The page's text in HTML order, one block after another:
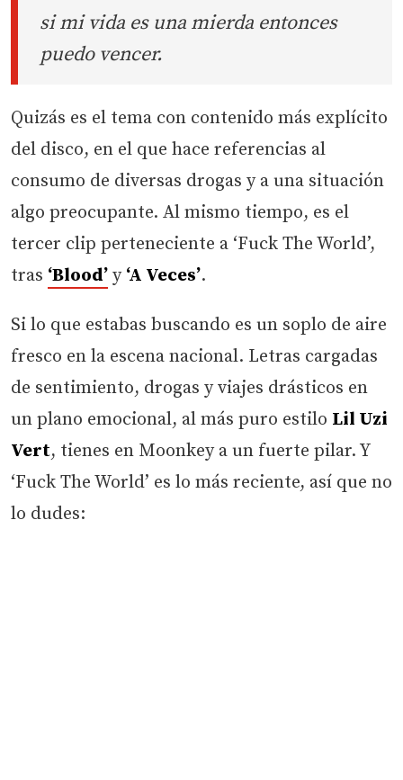
si mi vida es una mierda entonces
puedo vencer.
Quizás es el tema con contenido más explícito
del disco, en el que hace referencias al
consumo de diversas drogas y a una situación
algo preocupante. Al mismo tiempo, es el
tercer clip perteneciente a ‘Fuck The World’,
tras ‘Blood’ y ‘A Veces’.
Si lo que estabas buscando es un soplo de aire
fresco en la escena nacional. Letras cargadas
de sentimiento, drogas y viajes drásticos en
un plano emocional, al más puro estilo Lil Uzi
Vert, tienes en Moonkey a un fuerte pilar. Y
‘Fuck The World’ es lo más reciente, así que no
lo dudes: